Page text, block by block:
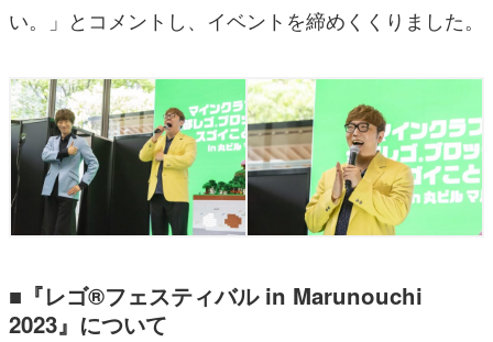
い。」とコメントし、イベントを締めくくりました。
■『レゴ®フェスティバル in Marunouchi
2023』について